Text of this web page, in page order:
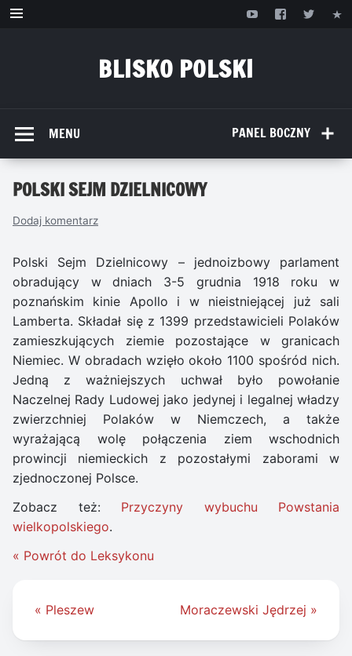
Przejdź
BLISKO POLSKI
PANEL BOCZNY
MENU
POLSKI SEJM DZIELNICOWY
Dodaj komentarz
Polski Sejm Dzielnicowy – jednoizbowy parlament
obradujący w dniach 3-5 grudnia 1918 roku w
poznańskim kinie Apollo i w nieistniejącej już sali
Lamberta. Składał się z 1399 przedstawicieli Polaków
zamieszkujących ziemie pozostające w granicach
Niemiec. W obradach wzięło około 1100 spośród nich.
Jedną z ważniejszych uchwał było powołanie
Naczelnej Rady Ludowej jako jedynej i legalnej władzy
zwierzchniej Polaków w Niemczech, a także
wyrażającą wolę połączenia ziem wschodnich
prowincji niemieckich z pozostałymi zaborami w
zjednoczonej Polsce.
Zobacz też: Przyczyny wybuchu Powstania
wielkopolskiego.
« Powrót do Leksykonu
Nawigacja
« Pleszew Moraczewski Jędrzej »